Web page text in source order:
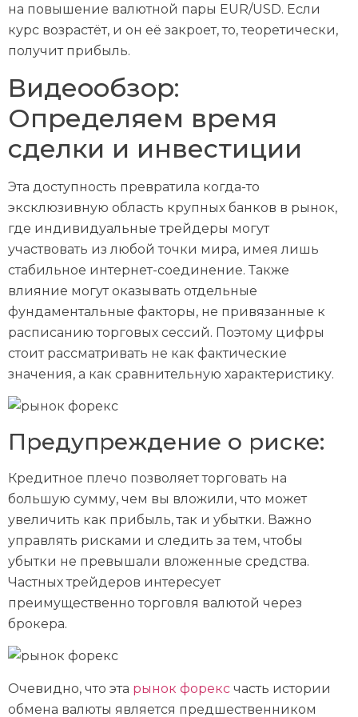
на повышение валютной пары EUR/USD. Если
курс возрастёт, и он её закроет, то, теоретически,
получит прибыль.
Видеообзор:
Определяем время
сделки и инвестиции
Эта доступность превратила когда-то
эксклюзивную область крупных банков в рынок,
где индивидуальные трейдеры могут
участвовать из любой точки мира, имея лишь
стабильное интернет-соединение. Также
влияние могут оказывать отдельные
фундаментальные факторы, не привязанные к
расписанию торговых сессий. Поэтому цифры
стоит рассматривать не как фактические
значения, а как сравнительную характеристику.
Предупреждение о риске:
Кредитное плечо позволяет торговать на
большую сумму, чем вы вложили, что может
увеличить как прибыль, так и убытки. Важно
управлять рисками и следить за тем, чтобы
убытки не превышали вложенные средства.
Частных трейдеров интересует
преимущественно торговля валютой через
брокера.
Очевидно, что эта рынок форекс часть истории
обмена валюты является предшественником